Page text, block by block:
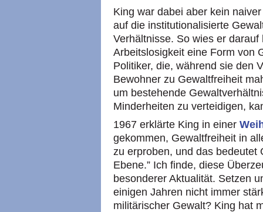
King war dabei aber kein
auf die institutionalisierte
Verhältnisse. So wies er
Arbeitslosigkeit eine Form von
Politiker, die, während sie den
Bewohner zu Gewaltfreiheit
um bestehende
Minderheiten zu verteidigen,
1967 erklärte King in einer
gekommen, Gewaltfreiheit in
zu erproben, und das bedeutet
Ebene.” Ich finde, diese
besonderer Aktualität. Setzen
einigen Jahren nicht immer
militärischer Gewalt? King hat